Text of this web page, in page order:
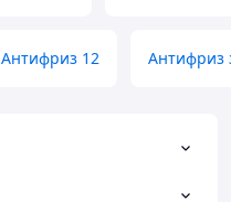
Антифриз 12 Антифриз